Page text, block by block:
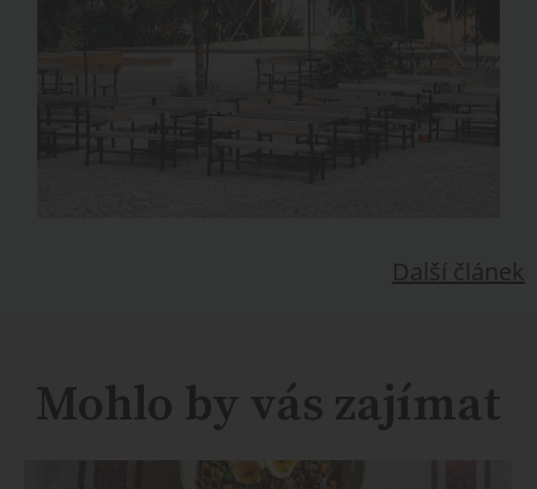
Další článek
Mohlo by vás zajímat